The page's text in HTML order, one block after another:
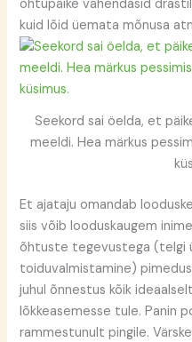
õhtupäike vähendasid
kuid lõid üemata mõnusa
Seekord sai öelda, et
meeldi. Hea märkus
Et ajataju omandab
siis võib looduskaugem
õhtuste tegevustega (telgi
toiduvalmistamine)
juhul õnnestus kõik
lõkkeasemesse tule. Panin
rammestunult pingile.